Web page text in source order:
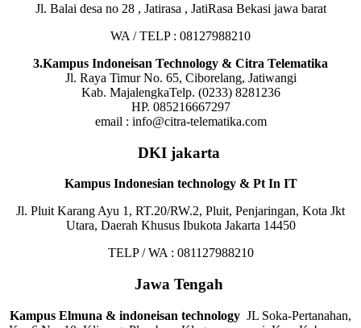
Jl. Balai desa no 28 , Jatirasa , JatiRasa Bekasi jawa barat
WA / TELP : 08127988210
3.Kampus Indoneisan Technology & Citra Telematika
Jl. Raya Timur No. 65, Ciborelang, Jatiwangi
Kab. MajalengkaTelp. (0233) 8281236
HP. 085216667297
email : info@citra-telematika.com
DKI jakarta
Kampus Indonesian technology & Pt In IT
Jl. Pluit Karang Ayu 1, RT.20/RW.2, Pluit, Penjaringan, Kota Jkt
Utara, Daerah Khusus Ibukota Jakarta 14450
TELP / WA : 081127988210
Jawa Tengah
Kampus Elmuna & indoneisan technology JL Soka-Pertanahan,